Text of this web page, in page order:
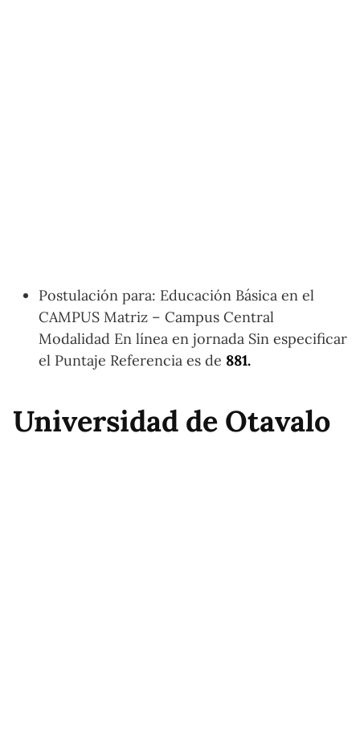
Postulación para: Educación Básica en el
CAMPUS Matriz – Campus Central
Modalidad En línea en jornada Sin especificar
el Puntaje Referencia es de 881.
Universidad de Otavalo